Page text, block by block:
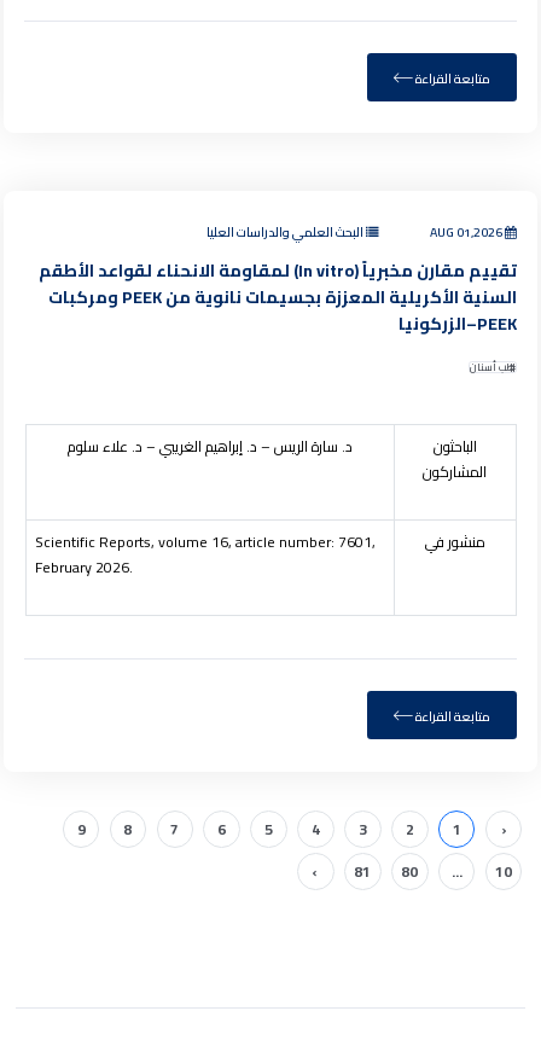
متابعة القراءة
AUG 01,2026 البحث العلمي والدراسات العليا
تقييم مقارن مخبرياً (In vitro) لمقاومة الانحناء لقواعد الأطقم
السنية الأكريلية المعززة بجسيمات نانوية من PEEK ومركبات
PEEK–الزركونيا
طب أسنان
الباحثون
المشاركون
د. سارة الريس – د. إبراهيم الغريبي – د. علاء سلوم
منشور في
Scientific Reports, volume 16, article number: 7601,
February 2026.
متابعة القراءة
‹
1
2
3
4
5
6
7
8
9
10
...
80
81
›